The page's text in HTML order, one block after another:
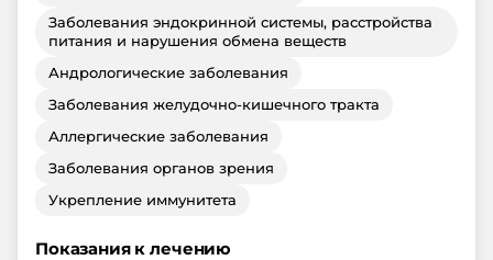
Заболевания эндокринной системы, расстройства
питания и нарушения обмена веществ
Андрологические заболевания
Заболевания желудочно-кишечного тракта
Аллергические заболевания
Заболевания органов зрения
Укрепление иммунитета
Показания к лечению